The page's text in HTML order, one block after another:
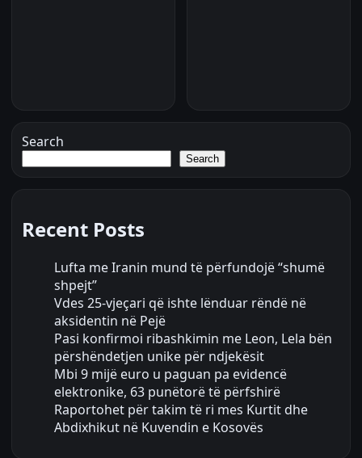
Search
Search
Recent Posts
Lufta me Iranin mund të përfundojë “shumë
shpejt”
Vdes 25-vjeçari që ishte lënduar rëndë në
aksidentin në Pejë
Pasi konfirmoi ribashkimin me Leon, Lela bën
përshëndetjen unike për ndjekësit
Mbi 9 mijë euro u paguan pa evidencë
elektronike, 63 punëtorë të përfshirë
Raportohet për takim të ri mes Kurtit dhe
Abdixhikut në Kuvendin e Kosovës